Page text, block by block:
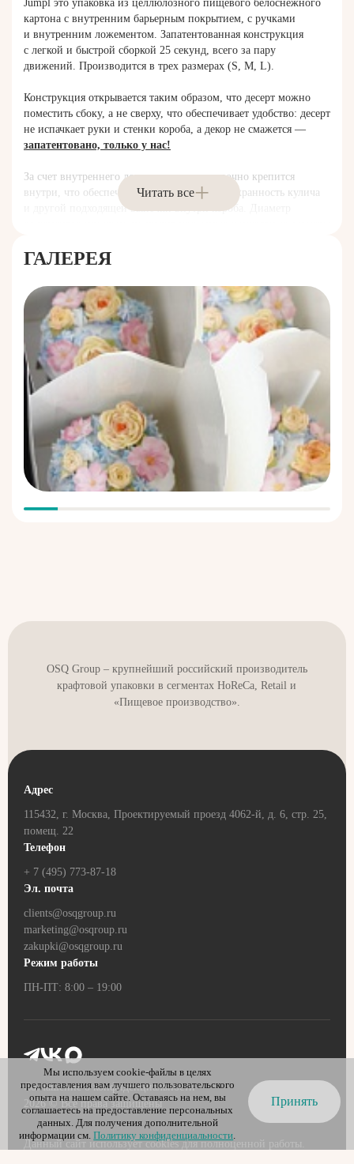
Jumpl это упаковка из целлюлозного пищевого белоснежного
картона с внутренним барьерным покрытием, с ручками
и внутренним ложементом. Запатентованная конструкция
с легкой и быстрой сборкой 25 секунд, всего за пару
движений. Производится в трех размерах (S, M, L).
Конструкция открывается таким образом, что десерт можно
поместить сбоку, а не сверху, что обеспечивает удобство: десерт
не испачкает руки и стенки короба, а декор не смажется —
запатентовано, только у нас!
За счет внутреннего ложемента, десерт прочно крепится
внутри, что обеспечивает устойчивость и сохранность кулича
и другой подходящей выпечки внутри короба. Диаметр
Ручка за которую удобно держать упаковку, при необходимости
складывается таким образом, что обеспечивает возможность
штабелирования коробов друг на друга без риска повредить
кулич внутри.
За счет того, что используется пищевой картон, десерт
можно помещать в упаковку JUMPL без использования
пакета.
Внутренняя ламинация обеспечивает жиро
и влагостойкость, что идеально подходит для декора,
жирных кремов, посыпок, масла в составе десерта.
Разработан специально под сезон Пасхи для куличей,
но подходит также для пряничных домиков, мини тортов
Читать все
ГАЛЕРЕЯ
OSQ Group – крупнейший российский производитель
крафтовой упаковки в сегментах HoReCa, Retail и
«Пищевое производство».
Адрес
115432, г. Москва, Проектируемый проезд 4062-й, д. 6, стр. 25,
помещ. 22
Телефон
+ 7 (495) 773-87-18
Эл. почта
clients@osqgroup.ru
marketing@osqroup.ru
zakupki@osqgroup.ru
Режим работы
ПН-ПТ: 8:00 – 19:00
Соглашение о конфиденциальности
2026© Все права защищены
Данный сайт использует cookies для полноценной работы.
Мы используем cookie-файлы в целях
предоставления вам лучшего пользовательского
опыта на нашем сайте. Оставаясь на нем, вы
соглашаетесь на предоставление персональных
данных. Для получения дополнительной
информации см.Политику конфиденциальности.
Принять